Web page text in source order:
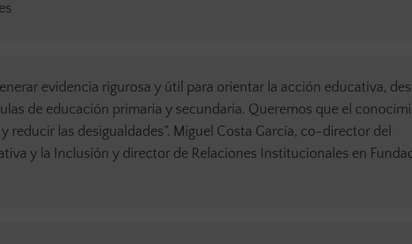
evidencia rigurosa y útil para orientar la acción educativa,
de educación primaria y secundaria. Queremos que el
reducir las desigualdades”. Miguel Costa García, co-director del
y la Inclusión y director de Relaciones Institucionales en